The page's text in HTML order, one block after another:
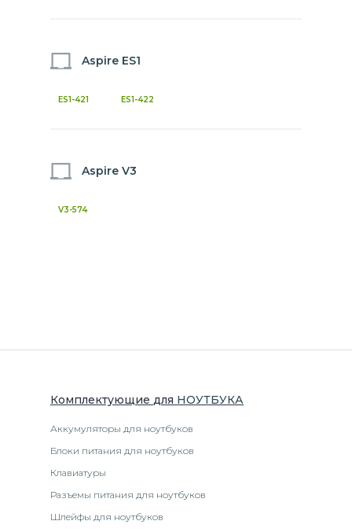
Aspire ES1
ES1-421 ES1-422
Aspire V3
V3-574
Комплектующие для НОУТБУКА
Аккумуляторы для ноутбуков
Блоки питания для ноутбуков
Клавиатуры
Разъемы питания для ноутбуков
Шлейфы для ноутбуков